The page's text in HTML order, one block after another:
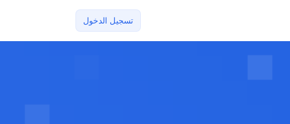
تسجيل الدخول